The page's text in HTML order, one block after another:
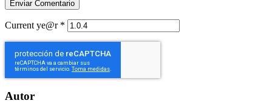
Current ye@r *
Autor